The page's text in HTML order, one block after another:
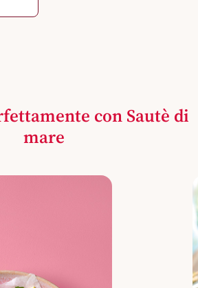
con Sautè di
mare